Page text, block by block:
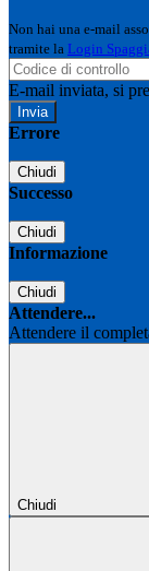
Non hai una e-mail
tramite la Login
E-mail inviata, si
Errore
Chiudi
Successo
Chiudi
Informazione
Chiudi
Attendere...
Attendere il
Chiudi